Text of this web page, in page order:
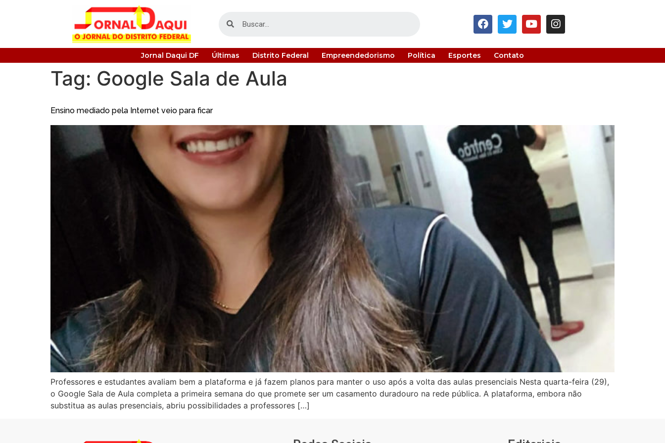
Jornal Daqui DF Últimas Distrito Federal Empreendedorismo Política Esportes Contato
Tag: Google Sala de Aula
Ensino mediado pela Internet veio para ficar
Professores e estudantes avaliam bem a plataforma e já fazem planos para manter o uso após a volta das aulas presenciais Nesta quarta-feira (29),
o Google Sala de Aula completa a primeira semana do que promete ser um casamento duradouro na rede pública. A plataforma, embora não
substitua as aulas presenciais, abriu possibilidades a professores […]